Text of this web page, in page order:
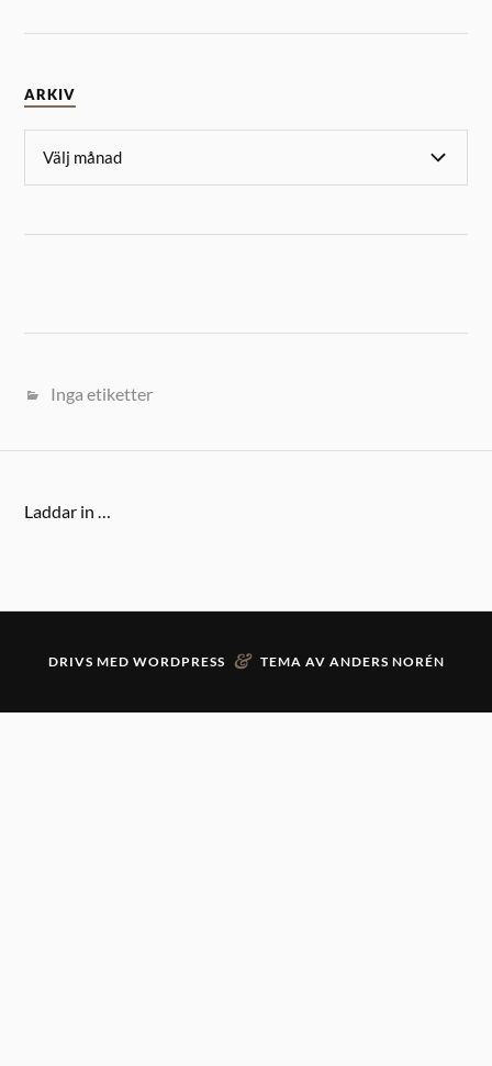
ARKIV
Inga etiketter
Laddar in …
DRIVS MED WORDPRESS & TEMA AV ANDERS NORÉN